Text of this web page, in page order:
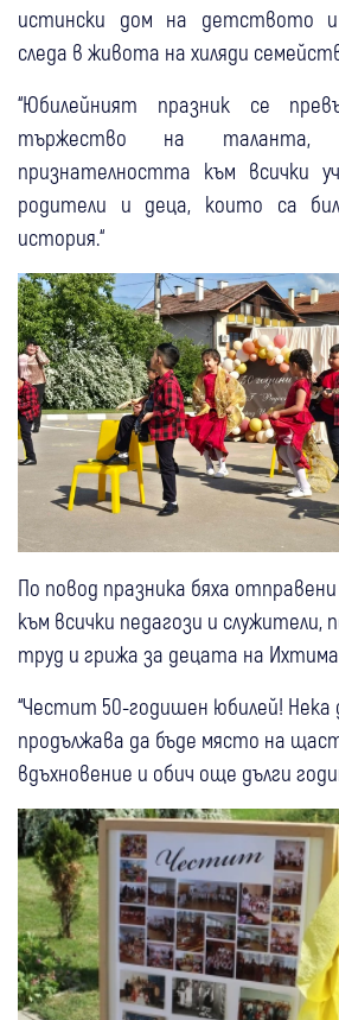
истински дом на детството
следа в живота на хиляди
“Юбилейният празник се
тържество на таланта,
признателността към всички
родители и деца, които са
история.“
По повод празника бяха
към всички педагози и служители,
труд и грижа за децата на
“Честит 50-годишен юбилей!
продължава да бъде място на
вдъхновение и обич още дълги